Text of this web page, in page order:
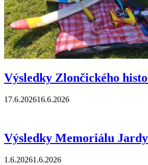
Výsledky Zlončického
17.6.202616.6.2026
Výsledky Memoriálu
1.6.20261.6.2026